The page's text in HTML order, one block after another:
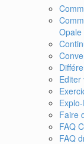
Opale
Editer
Faire
FAQ
FAQ